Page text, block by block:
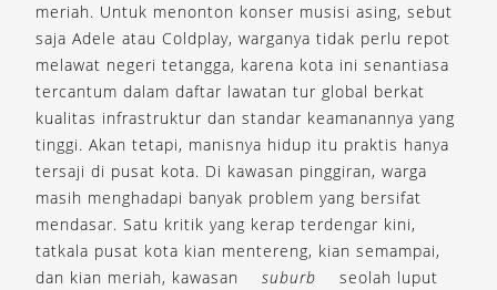
meriah. Untuk menonton konser musisi asing, sebut
saja Adele atau Coldplay, warganya tidak perlu repot
melawat negeri tetangga, karena kota ini senantiasa
tercantum dalam daftar lawatan tur global berkat
kualitas infrastruktur dan standar keamanannya yang
tinggi. Akan tetapi, manisnya hidup itu praktis hanya
tersaji di pusat kota. Di kawasan pinggiran, warga
masih menghadapi banyak problem yang bersifat
mendasar. Satu kritik yang kerap terdengar kini,
tatkala pusat kota kian mentereng, kian semampai,
dan kian meriah, kawasan
suburb
seolah luput